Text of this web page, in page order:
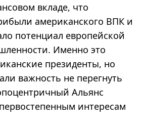
вкладе, что
американского ВПК и
потенциал европейской
Именно это
президенты, но
важность не перегнуть
Альянс
интересам